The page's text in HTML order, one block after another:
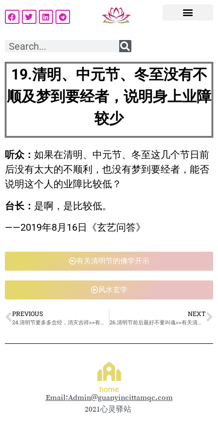
19.清明、中元节、冬至没有不
顺及梦到要经者，说明身上业障
较少
听众： 如果在清明、中元节、冬至这几个节日前
后没有太大的不顺利，也没有梦到要经者，能否
说明这个人的业障比较低？
台长： 是啊，是比较低。
——2019年8月16日《玄艺问答》
有关清明节的佛学开示
风水玄学
PREVIOUS NEXT
26.清明节前后最好不要叫魂>>有关清明节的佛学开示
home
Email:Admin@guanyincittamqc.com
2021心灵驿站